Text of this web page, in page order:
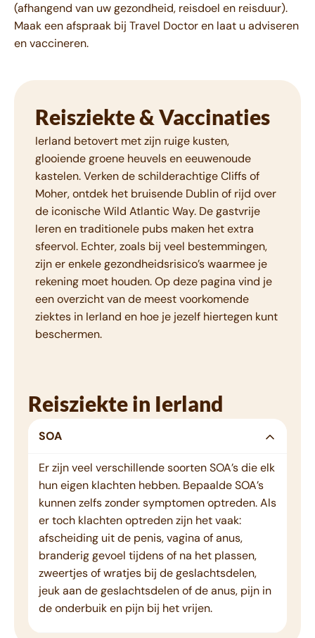
(afhangend van uw gezondheid, reisdoel en reisduur).
Maak een afspraak bij Travel Doctor en laat u adviseren
en vaccineren.
Reisziekte & Vaccinaties
Ierland betovert met zijn ruige kusten,
glooiende groene heuvels en eeuwenoude
kastelen. Verken de schilderachtige Cliffs of
Moher, ontdek het bruisende Dublin of rijd over
de iconische Wild Atlantic Way. De gastvrije
Ieren en traditionele pubs maken het extra
sfeervol. Echter, zoals bij veel bestemmingen,
zijn er enkele gezondheidsrisico’s waarmee je
rekening moet houden. Op deze pagina vind je
een overzicht van de meest voorkomende
ziektes in Ierland en hoe je jezelf hiertegen kunt
beschermen.
Reisziekte in Ierland
SOA
Er zijn veel verschillende soorten SOA’s die elk
hun eigen klachten hebben. Bepaalde SOA’s
kunnen zelfs zonder symptomen optreden. Als
er toch klachten optreden zijn het vaak:
afscheiding uit de penis, vagina of anus,
branderig gevoel tijdens of na het plassen,
zweertjes of wratjes bij de geslachtsdelen,
jeuk aan de geslachtsdelen of de anus, pijn in
de onderbuik en pijn bij het vrijen.